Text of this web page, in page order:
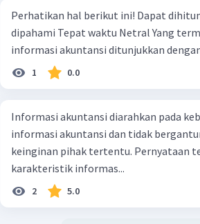
Perhatikan hal berikut ini! Dapat dihitung Berkesinambungan Dapat
dipahami Tepat waktu Netral Yang termasuk karakteristik kualitas
informasi akuntansi ditunjukkan
1 0.0
Informasi akuntansi diarahkan pada
informasi akuntansi dan tidak
keinginan pihak tertentu. Pernyataan
karakteristik informas...
2 5.0